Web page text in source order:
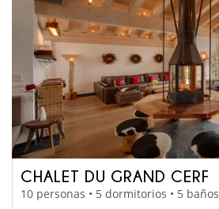
CHALET DU GRAND CERF
10 personas • 5 dormitorios • 5 baños